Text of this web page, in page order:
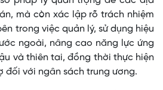
mà còn xác lập rõ trách nhiệm
trong việc quản lý, sử dụng hiệu
ngoài, nâng cao năng lực ứng
và thiên tai, đồng thời thực hiện
đối với ngân sách trung ương.